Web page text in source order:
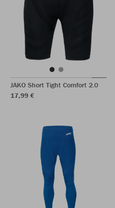
JAKO Short Tight Comfort 2.0
17,99 €